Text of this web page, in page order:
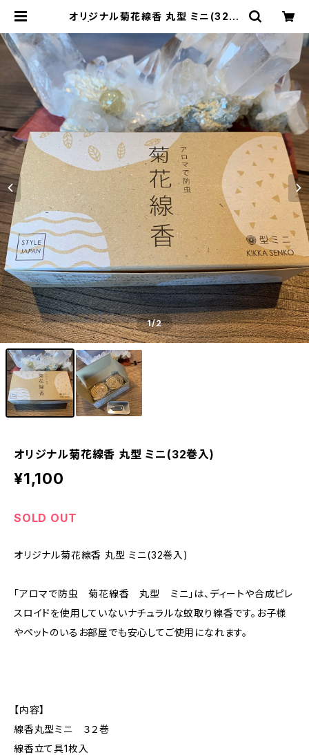
オリジナル菊花線香 丸型 ミニ(32巻
ity Space LLC.
1/2
オリジナル菊花線香 丸型 ミニ(32巻入)
¥1,100
SOLD OUT
オリジナル菊花線香 丸型 ミニ(32巻入)
「アロマで防虫 菊花線香 丸型 ミニ」は、ディートや合成ピレ
スロイドを使用していないナチュラルな蚊取り線香です。お子様
やペットのいるお部屋でも安心してご使用になれます。
【内容】
線香丸型ミニ ３２巻
線香立て具1枚入